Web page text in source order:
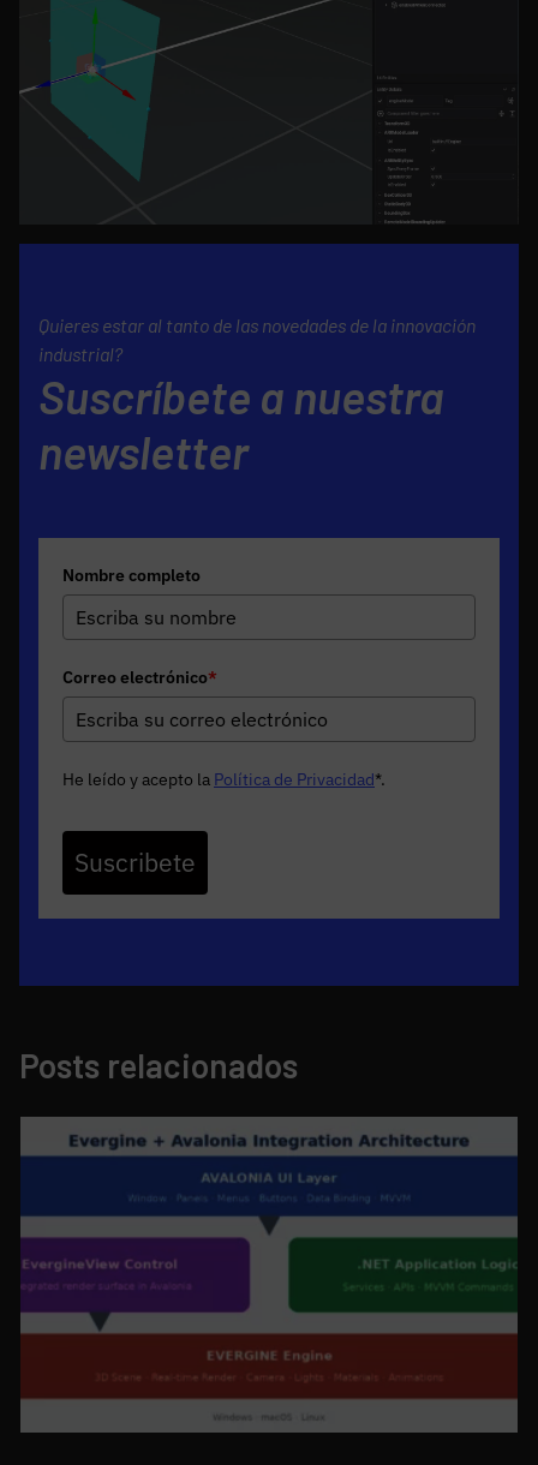
Quieres estar al tanto de las novedades de la innovación
industrial?
Suscríbete a nuestra
newsletter
Nombre completo
Correo electrónico*
He leído y acepto la Política de Privacidad*.
Suscribete
Posts relacionados